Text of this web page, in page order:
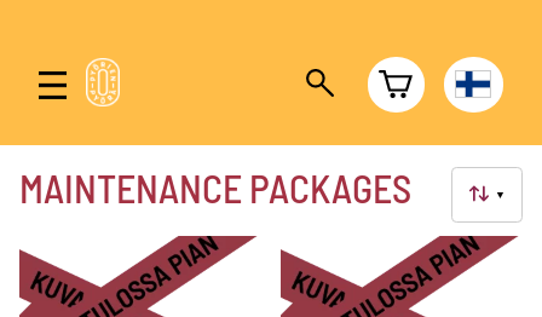
▼
MAINTENANCE PACKAGES